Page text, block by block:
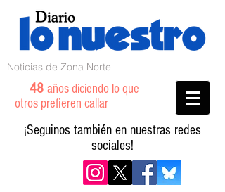
Noticias de Zona Norte
48 años diciendo lo que
otros prefieren callar
¡Seguinos también en nuestras redes
sociales!